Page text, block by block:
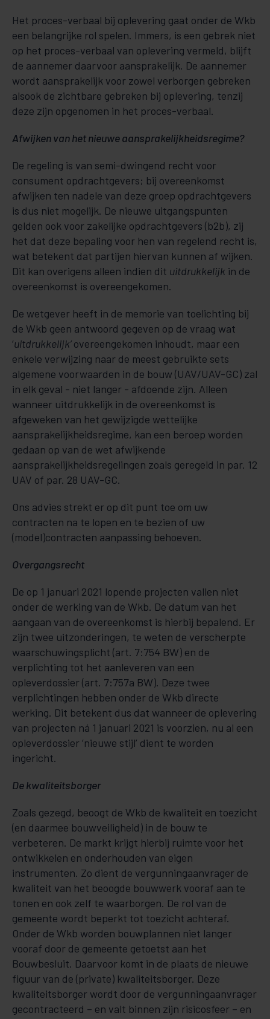
Het proces-verbaal bij oplevering gaat onder de Wkb
een belangrijke rol spelen. Immers, is een gebrek niet
op het proces-verbaal van oplevering vermeld, blijft
de aannemer daarvoor aansprakelijk. De aannemer
wordt aansprakelijk voor zowel verborgen gebreken
alsook de zichtbare gebreken bij oplevering, tenzij
deze zijn opgenomen in het proces-verbaal.
Afwijken van het nieuwe aansprakelijkheidsregime?
De regeling is van semi-dwingend recht voor
consument opdrachtgevers; bij overeenkomst
afwijken ten nadele van deze groep opdrachtgevers
is dus niet mogelijk. De nieuwe uitgangspunten
gelden ook voor zakelijke opdrachtgevers (b2b), zij
het dat deze bepaling voor hen van regelend recht is,
wat betekent dat partijen hiervan kunnen af wijken.
Dit kan overigens alleen indien dit uitdrukkelijk in de
overeenkomst is overeengekomen.
De wetgever heeft in de memorie van toelichting bij
de Wkb geen antwoord gegeven op de vraag wat
‘uitdrukkelijk’overeengekomen inhoudt, maar een
enkele verwijzing naar de meest gebruikte sets
algemene voorwaarden in de bouw (UAV/UAV-GC) zal
in elk geval - niet langer - afdoende zijn. Alleen
wanneer uitdrukkelijk in de overeenkomst is
afgeweken van het gewijzigde wettelijke
aansprakelijkheidsregime, kan een beroep worden
gedaan op van de wet afwijkende
aansprakelijkheidsregelingen zoals geregeld in par. 12
UAV of par. 28 UAV-GC.
Ons advies strekt er op dit punt toe om uw
contracten na te lopen en te bezien of uw
(model)contracten aanpassing behoeven.
Overgangsrecht
De op 1 januari 2021 lopende projecten vallen niet
onder de werking van de Wkb. De datum van het
aangaan van de overeenkomst is hierbij bepalend. Er
zijn twee uitzonderingen, te weten de verscherpte
waarschuwingsplicht (art. 7:754 BW) en de
verplichting tot het aanleveren van een
opleverdossier (art. 7:757a BW). Deze twee
verplichtingen hebben onder de Wkb directe
werking. Dit betekent dus dat wanneer de oplevering
van projecten ná 1 januari 2021 is voorzien, nu al een
opleverdossier ‘nieuwe stijl’ dient te worden
ingericht.
De kwaliteitsborger
Zoals gezegd, beoogt de Wkb de kwaliteit en toezicht
(en daarmee bouwveiligheid) in de bouw te
verbeteren. De markt krijgt hierbij ruimte voor het
ontwikkelen en onderhouden van eigen
instrumenten. Zo dient de vergunningaanvrager de
kwaliteit van het beoogde bouwwerk vooraf aan te
tonen en ook zelf te waarborgen. De rol van de
gemeente wordt beperkt tot toezicht achteraf.
Onder de Wkb worden bouwplannen niet langer
vooraf door de gemeente getoetst aan het
Bouwbesluit. Daarvoor komt in de plaats de nieuwe
figuur van de (private) kwaliteitsborger. Deze
kwaliteitsborger wordt door de vergunningaanvrager
gecontracteerd – en valt binnen zijn risicosfeer – en